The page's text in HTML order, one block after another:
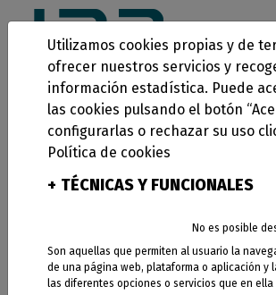
¿Qué es
KIT DIGITAL?
Programa de
para autónomos y
Utilizamos cookies propias y de
ofrecer nuestros servicios y
información estadística. Puede
las cookies pulsando el botón
configurarlas o rechazar su uso
Política de cookies
+ TÉCNICAS Y FUNCIONALES
No es posible
Son aquellas que permiten al usuario la
de una página web, plataforma o aplicación y
las diferentes opciones o servicios que en ella